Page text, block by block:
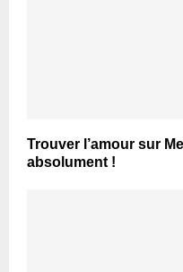
Trouver l’amour sur
absolument !